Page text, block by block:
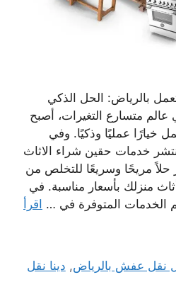
بالرياض: الحل الذكي
عالم متسارع التغيرات، أصبح
خيارًا عمليًا وذكيًا. وفي
خدمات حقين شراء الاثاث
حلاً مريحًا وسريعًا للتخلص من
منزلك بأسعار مناسبة. في
الخدمات المتوفرة في … اقرأ
نقل عفش بالرياض, دينا نقل